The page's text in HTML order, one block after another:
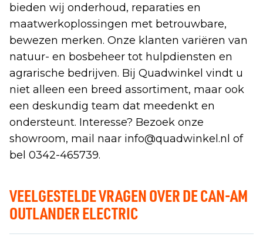
bieden wij onderhoud, reparaties en
maatwerkoplossingen met betrouwbare,
bewezen merken. Onze klanten variëren van
natuur- en bosbeheer tot hulpdiensten en
agrarische bedrijven. Bij Quadwinkel vindt u
niet alleen een breed assortiment, maar ook
een deskundig team dat meedenkt en
ondersteunt. Interesse? Bezoek onze
showroom, mail naar info@quadwinkel.nl of
bel 0342-465739.
VEELGESTELDE VRAGEN OVER DE CAN-AM
OUTLANDER ELECTRIC